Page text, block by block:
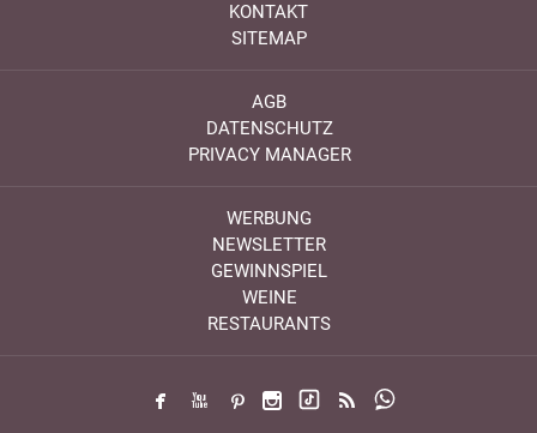
KONTAKT
SITEMAP
AGB
DATENSCHUTZ
PRIVACY MANAGER
WERBUNG
NEWSLETTER
GEWINNSPIEL
WEINE
RESTAURANTS